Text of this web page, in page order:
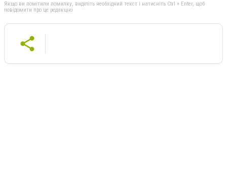
Якщо ви помітили помилку, виділіть необхідний текст і натисніть Ctrl + Enter, щоб
повідомити про це редакцію